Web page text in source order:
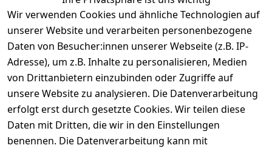
Wir verwenden Cookies und ähnliche Technologien auf
unserer Website und verarbeiten personenbezogene
Daten von Besucher:innen unserer Webseite (z.B. IP-
Adresse), um z.B. Inhalte zu personalisieren, Medien
von Drittanbietern einzubinden oder Zugriffe auf
unsere Website zu analysieren. Die Datenverarbeitung
erfolgt erst durch gesetzte Cookies. Wir teilen diese
Daten mit Dritten, die wir in den Einstellungen
benennen. Die Datenverarbeitung kann mit
Batterieentsorgung
Gerät verkaufen
Dein altes Gerät ist bares Geld wert. Festpreis in
wenigen Minuten, kostenfrei einsenden, Auszahlung
aufs Konto.
Gerät verkaufen